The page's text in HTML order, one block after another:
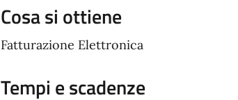
Cosa si ottiene
Fatturazione Elettronica
Tempi e scadenze